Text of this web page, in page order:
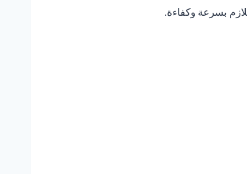
بسرعة وكفاءة.